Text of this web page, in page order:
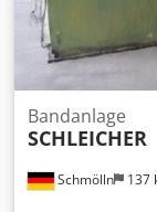
Schmölln 137
Bandanlage
SCHLEICHER